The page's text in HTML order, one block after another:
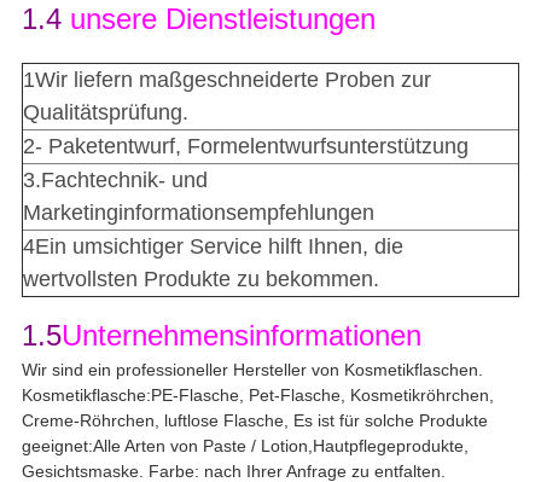
1.4 unsere Dienstleistungen
1Wir liefern maßgeschneiderte Proben zur
Qualitätsprüfung.
2- Paketentwurf, Formelentwurfsunterstützung
3.Fachtechnik- und
Marketinginformationsempfehlungen
4Ein umsichtiger Service hilft Ihnen, die
wertvollsten Produkte zu bekommen.
1.5Unternehmensinformationen
Wir sind ein professioneller Hersteller von Kosmetikflaschen.
Kosmetikflasche:PE-Flasche, Pet-Flasche, Kosmetikröhrchen,
Creme-Röhrchen, luftlose Flasche, Es ist für solche Produkte
geeignet:Alle Arten von Paste / Lotion,Hautpflegeprodukte,
Gesichtsmaske. Farbe: nach Ihrer Anfrage zu entfalten.